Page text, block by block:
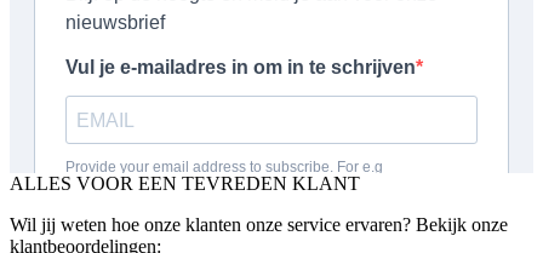
ALLES VOOR EEN TEVREDEN KLANT
Wil jij weten hoe onze klanten onze service ervaren? Bekijk onze
klantbeoordelingen: